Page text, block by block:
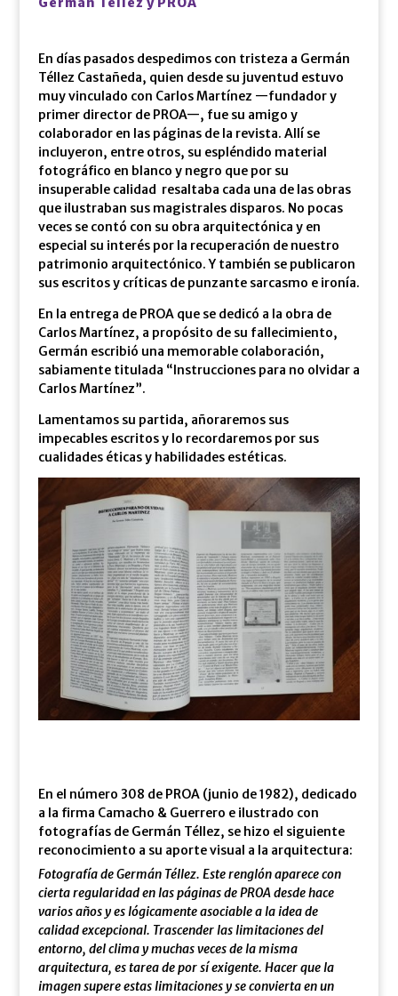
En días pasados despedimos con tristeza a Germán
Téllez Castañeda, quien desde su juventud estuvo
muy vinculado con Carlos Martínez —fundador y
primer director de PROA—, fue su amigo y
colaborador en las páginas de la revista. Allí se
incluyeron, entre otros, su espléndido material
fotográfico en blanco y negro que por su
insuperable calidad resaltaba cada una de las obras
que ilustraban sus magistrales disparos. No pocas
veces se contó con su obra arquitectónica y en
especial su interés por la recuperación de nuestro
patrimonio arquitectónico. Y también se publicaron
sus escritos y críticas de punzante sarcasmo e ironía.
En la entrega de PROA que se dedicó a la obra de
Carlos Martínez, a propósito de su fallecimiento,
Germán escribió una memorable colaboración,
sabiamente titulada “Instrucciones para no olvidar a
Carlos Martínez”.
Lamentamos su partida, añoraremos sus
impecables escritos y lo recordaremos por sus
cualidades éticas y habilidades estéticas.
En el número 308 de PROA (junio de 1982), dedicado
a la firma Camacho & Guerrero e ilustrado con
fotografías de Germán Téllez, se hizo el siguiente
reconocimiento a su aporte visual a la arquitectura:
Fotografía de Germán Téllez. Este renglón aparece con
cierta regularidad en las páginas de PROA desde hace
varios años y es lógicamente asociable a la idea de
calidad excepcional. Trascender las limitaciones del
entorno, del clima y muchas veces de la misma
arquitectura, es tarea de por sí exigente. Hacer que la
imagen supere estas limitaciones y se convierta en un